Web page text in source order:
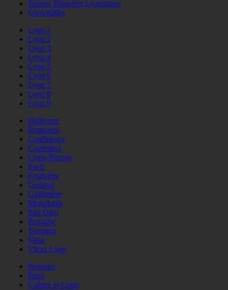
Toques Blanches Lyonnaises
Grenouilles
Lyon 1
Lyon 2
Lyon 3
Lyon 4
Lyon 5
Lyon 6
Lyon 7
Lyon 8
Lyon 9
Bellecour
Brotteaux
Confluence
Cordeliers
Croix-Rousse
Foch
Fourvière
Gerland
Guillotière
Monplaisir
Part Dieu
Perrache
Terreaux
Vaise
Vieux Lyon
Brignais
Bron
Caluire et Cuire